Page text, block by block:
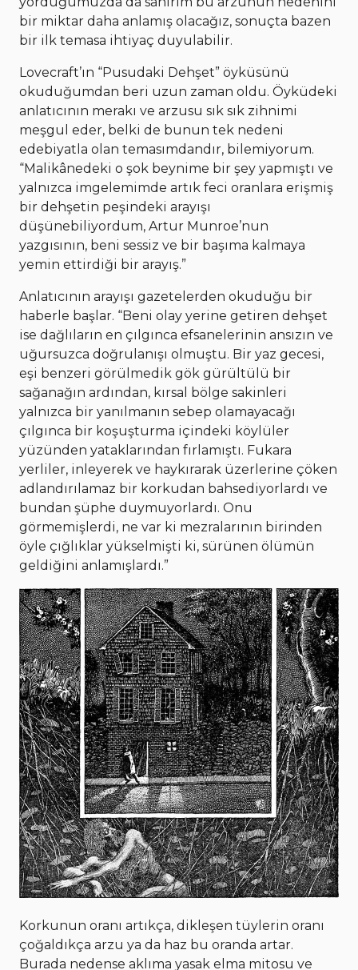
bir miktar daha anlamış olacağız, sonuçta bazen
bir ilk temasa ihtiyaç duyulabilir.
Lovecraft’ın “Pusudaki Dehşet” öyküsünü
okuduğumdan beri uzun zaman oldu. Öyküdeki
anlatıcının merakı ve arzusu sık sık zihnimi
meşgul eder, belki de bunun tek nedeni
edebiyatla olan temasımdandır, bilemiyorum.
“Malikânedeki o şok beynime bir şey yapmıştı ve
yalnızca imgelemimde artık feci oranlara erişmiş
bir dehşetin peşindeki arayışı
düşünebiliyordum, Artur Munroe’nun
yazgısının, beni sessiz ve bir başıma kalmaya
yemin ettirdiği bir arayış.”
Anlatıcının arayışı gazetelerden okuduğu bir
haberle başlar. “Beni olay yerine getiren dehşet
ise dağlıların en çılgınca efsanelerinin ansızın ve
uğursuzca doğrulanışı olmuştu. Bir yaz gecesi,
eşi benzeri görülmedik gök gürültülü bir
sağanağın ardından, kırsal bölge sakinleri
yalnızca bir yanılmanın sebep olamayacağı
çılgınca bir koşuşturma içindeki köylüler
yüzünden yataklarından fırlamıştı. Fukara
yerliler, inleyerek ve haykırarak üzerlerine çöken
adlandırılamaz bir korkudan bahsediyorlardı ve
bundan şüphe duymuyorlardı. Onu
görmemişlerdi, ne var ki mezralarının birinden
öyle çığlıklar yükselmişti ki, sürünen ölümün
geldiğini anlamışlardı.”
Korkunun oranı artıkça, dikleşen tüylerin oranı
çoğaldıkça arzu ya da haz bu oranda artar.
Burada nedense aklıma yasak elma mitosu ve